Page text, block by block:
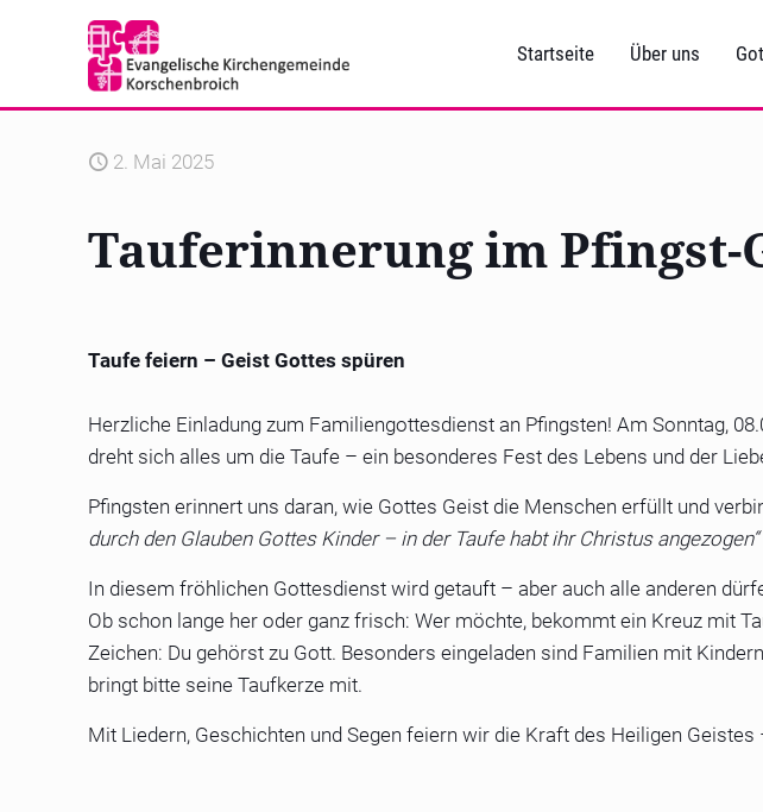
Startseite Über uns
2. Mai 2025
Tauferinnerung im Pfingst-
Taufe feiern – Geist Gottes spüren
Herzliche Einladung zum Familiengottesdienst an Pfingsten! Am Sonntag,
dreht sich alles um die Taufe – ein besonderes Fest des Lebens und der
Pfingsten erinnert uns daran, wie Gottes Geist die Menschen erfüllt und
durch den Glauben Gottes Kinder – in der Taufe habt ihr Christus angezogen“
In diesem fröhlichen Gottesdienst wird getauft – aber auch alle anderen
Ob schon lange her oder ganz frisch: Wer möchte, bekommt ein Kreuz mit
Zeichen: Du gehörst zu Gott. Besonders eingeladen sind Familien mit
bringt bitte seine Taufkerze mit.
Mit Liedern, Geschichten und Segen feiern wir die Kraft des Heiligen